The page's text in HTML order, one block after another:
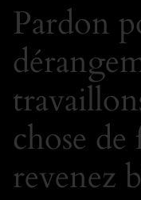
Pardon
chose
revenez